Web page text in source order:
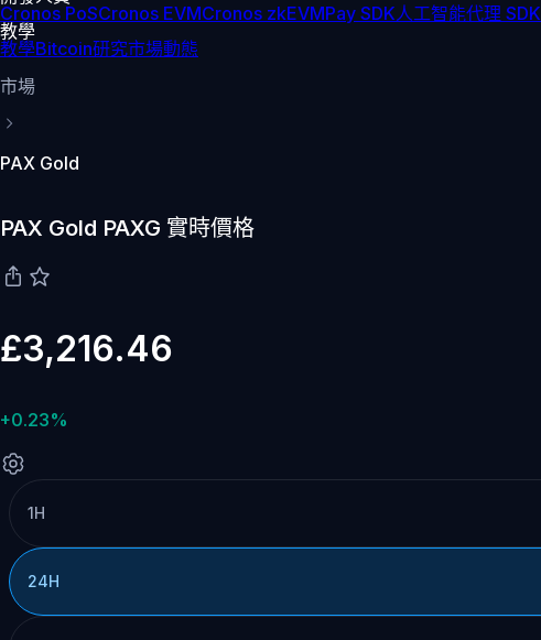
Cronos PoSCronos EVMCronos zkEVMPay SDK人工智能代理 SDK
教學
教學Bitcoin研究市場動態
市場
PAX Gold
PAX Gold PAXG 實時價格
£3,216.46
+0.23%
1H
24H